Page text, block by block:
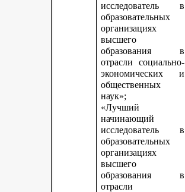
исследователь в
образовательных
организациях
высшего
образования в
отрасли социально-
экономических и
общественных
наук»;
«Лучший
начинающий
исследователь в
образовательных
организациях
высшего
образования в
отрасли